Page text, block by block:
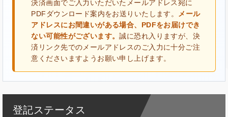
決済画面でご入力いただいたメールアドレス宛に
PDFダウンロード案内をお送りいたします。
メール
アドレスにお間違いがある場合、PDFをお届けでき
ない可能性がございます。誠に恐れ入りますが、決
済リンク先でのメールアドレスのご入力に十分ご注
意くださいますようお願い申し上げます。
登記ステータス